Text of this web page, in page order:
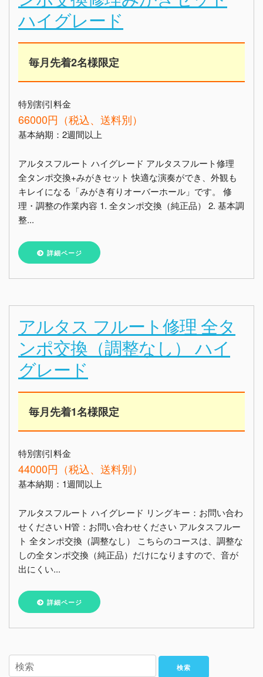
ハイグレード
毎月先着2名様限定
特別割引料金
66000円（税込、送料別）
基本納期：2週間以上
アルタスフルート ハイグレード アルタスフルート修理
全タンポ交換+みがきセット 快適な演奏ができ、外観も
キレイになる「みがき有りオーバーホール」です。 修
理・調整の作業内容 1. 全タンポ交換（純正品） 2. 基本調
整...
詳細ページ
アルタス フルート修理 全タ
ンポ交換（調整なし） ハイ
グレード
毎月先着1名様限定
特別割引料金
44000円（税込、送料別）
基本納期：1週間以上
アルタスフルート ハイグレード リングキー：お問い合わ
せください H管：お問い合わせください アルタスフルー
ト 全タンポ交換（調整なし） こちらのコースは、調整な
しの全タンポ交換（純正品）だけになりますので、音が
出にくい...
詳細ページ
検索